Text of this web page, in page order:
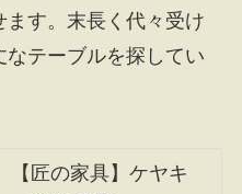
す。末長く代々受け
テーブルを探してい
【匠の家具】ケヤキ